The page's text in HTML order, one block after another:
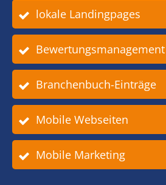
lokale Landingpages
Bewertungsmanagement
Branchenbuch-Einträge
Mobile Webseiten
Mobile Marketing